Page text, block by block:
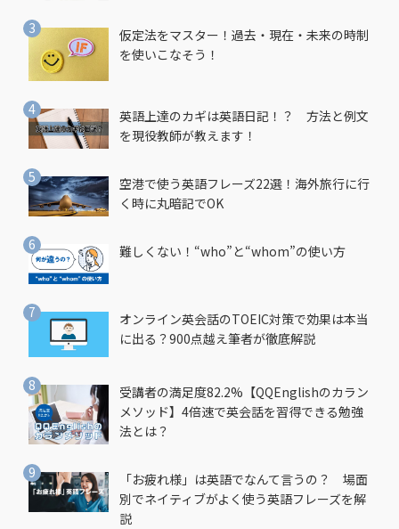
仮定法をマスター！過去・現在・未来の時制
を使いこなそう！
英語上達のカギは英語日記！？ 方法と例文
を現役教師が教えます！
空港で使う英語フレーズ22選！海外旅行に行
く時に丸暗記でOK
難しくない！“who”と“whom”の使い方
オンライン英会話のTOEIC対策で効果は本当
に出る？900点越え筆者が徹底解説
受講者の満足度82.2%【QQEnglishのカラン
メソッド】4倍速で英会話を習得できる勉強
法とは？
「お疲れ様」は英語でなんて言うの？ 場面
別でネイティブがよく使う英語フレーズを解
説